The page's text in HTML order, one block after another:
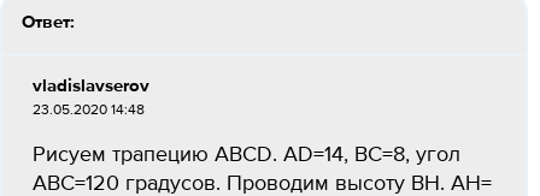
Ответ:
vladislavserov
23.05.2020 14:48
Рисуем трапецию ABCD. AD=14, BC=8, угол
ABC=120 градусов. Проводим высоту BH. AH=